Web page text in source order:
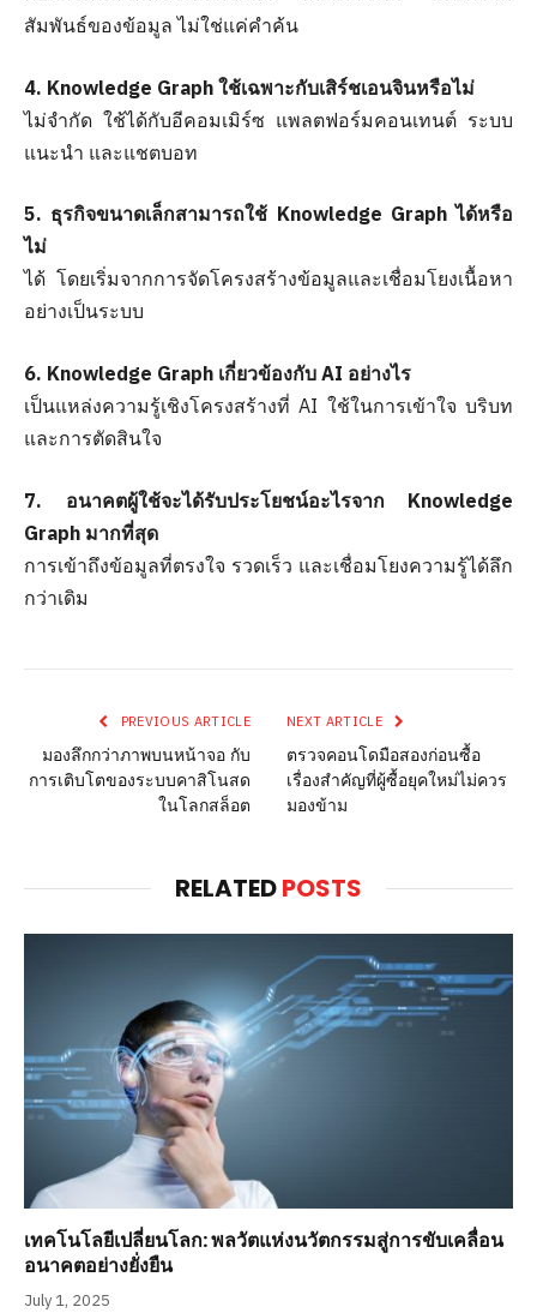
สัมพันธ์ของข้อมูล ไม่ใช่แค่คำค้น
4. Knowledge Graph ใช้เฉพาะกับเสิร์ชเอนจินหรือไม่
ไม่จำกัด ใช้ได้กับอีคอมเมิร์ซ แพลตฟอร์มคอนเทนต์ ระบบ
แนะนำ และแชตบอท
5. ธุรกิจขนาดเล็กสามารถใช้ Knowledge Graph ได้หรือ
ไม่
ได้ โดยเริ่มจากการจัดโครงสร้างข้อมูลและเชื่อมโยงเนื้อหา
อย่างเป็นระบบ
6. Knowledge Graph เกี่ยวข้องกับ AI อย่างไร
เป็นแหล่งความรู้เชิงโครงสร้างที่ AI ใช้ในการเข้าใจ บริบท
และการตัดสินใจ
7. อนาคตผู้ใช้จะได้รับประโยชน์อะไรจาก Knowledge
Graph มากที่สุด
การเข้าถึงข้อมูลที่ตรงใจ รวดเร็ว และเชื่อมโยงความรู้ได้ลึก
กว่าเดิม
PREVIOUS ARTICLE
มองลึกกว่าภาพบนหน้าจอ กับ
การเติบโตของระบบคาสิโนสด
ในโลกสล็อต
NEXT ARTICLE
ตรวจคอนโดมือสองก่อนซื้อ
เรื่องสำคัญที่ผู้ซื้อยุคใหม่ไม่ควร
มองข้าม
RELATEDPOSTS
เทคโนโลยีเปลี่ยนโลก: พลวัตแห่งนวัตกรรมสู่การขับเคลื่อน
อนาคตอย่างยั่งยืน
July 1, 2025